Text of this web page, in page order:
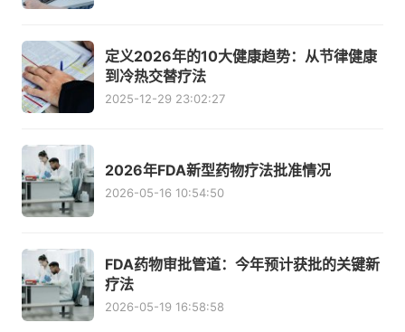
定义2026年的10大健康趋势：从节律健康
到冷热交替疗法
2025-12-29 23:02:27
2026年FDA新型药物疗法批准情况
2026-05-16 10:54:50
FDA药物审批管道：今年预计获批的关键新
疗法
2026-05-19 16:58:58